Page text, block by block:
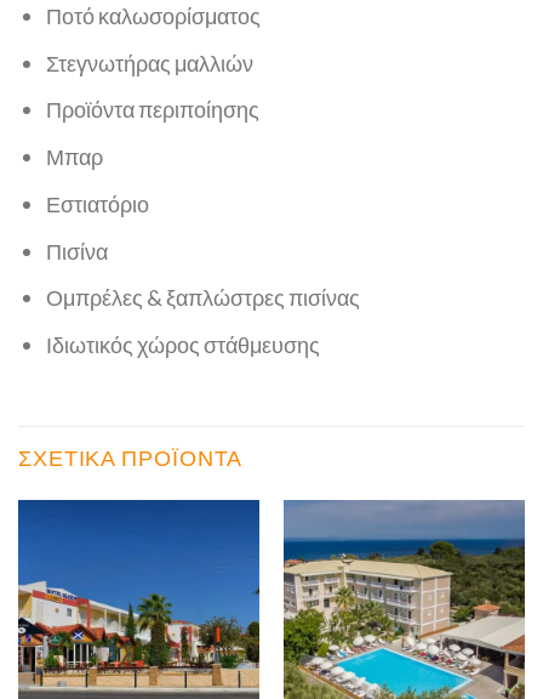
Ποτό καλωσορίσματος
Στεγνωτήρας μαλλιών
Προϊόντα περιποίησης
Μπαρ
Εστιατόριο
Πισίνα
Ομπρέλες & ξαπλώστρες πισίνας
Ιδιωτικός χώρος στάθμευσης
ΣΧΕΤΙΚΆ ΠΡΟΪΌΝΤΑ